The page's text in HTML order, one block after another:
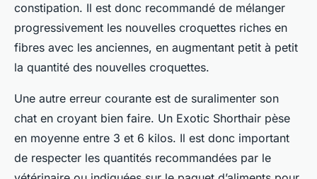
constipation. Il est donc recommandé de mélanger
progressivement les nouvelles croquettes riches en
fibres avec les anciennes, en augmentant petit à petit
la quantité des nouvelles croquettes.
Une autre erreur courante est de suralimenter son
chat en croyant bien faire. Un Exotic Shorthair pèse
en moyenne entre 3 et 6 kilos. Il est donc important
de respecter les quantités recommandées par le